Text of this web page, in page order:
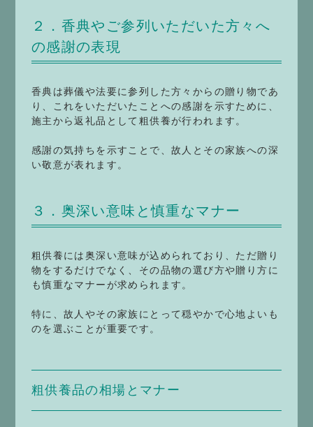
２．香典やご参列いただいた方々へ
の感謝の表現
香典は葬儀や法要に参列した方々からの贈り物であ
り、これをいただいたことへの感謝を示すために、
施主から返礼品として粗供養が行われます。
感謝の気持ちを示すことで、故人とその家族への深
い敬意が表れます。
３．奥深い意味と慎重なマナー
粗供養には奥深い意味が込められており、ただ贈り
物をするだけでなく、その品物の選び方や贈り方に
も慎重なマナーが求められます。
特に、故人やその家族にとって穏やかで心地よいも
のを選ぶことが重要です。
粗供養品の相場とマナー